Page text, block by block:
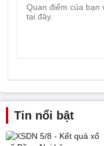
Tin nổi bật